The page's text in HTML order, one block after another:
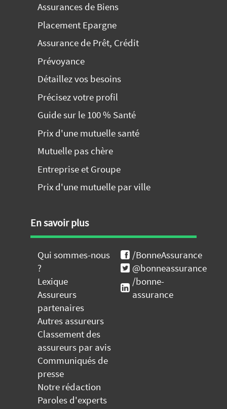
Assurances de Biens
Placement Epargne
Assurance de Prêt, Crédit
Prévoyance
Détaillez vos besoins
Précisez votre profil
Guide sur le 100 % Santé
Prix d'une mutuelle santé
Mutuelle pas chère
Entreprise et Groupe
Prix d'une mutuelle par ville
En savoir plus
Qui sommes-nous
?
Lexique
Assureurs
partenaires
Autres assureurs
Classement des
assureurs par avis
Communiqués de
presse
Notre rédaction
Paroles d'experts
/BonneAssurance
@bonneassurance
/bonne-
assurance